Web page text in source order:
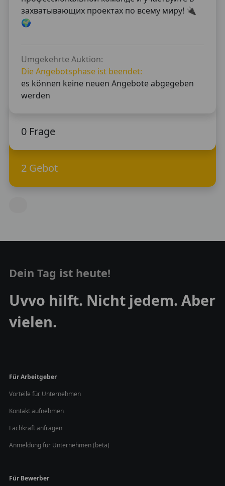
захватывающих проектах по всему миру! 🔌
🌍
Umgekehrte Auktion:
Die Angebotsphase ist beendet:
es können keine neuen Angebote abgegeben
werden
0 Frage
2 Gebot
Dein Tag ist heute!
Uvvo hilft. Nicht jedem. Aber
vielen.
Für Arbeitgeber
Vorteile für Unternehmen
Kontakt aufnehmen
Fachkraft anfragen
Anmeldung für Unternehmen (beta)
Für Bewerber